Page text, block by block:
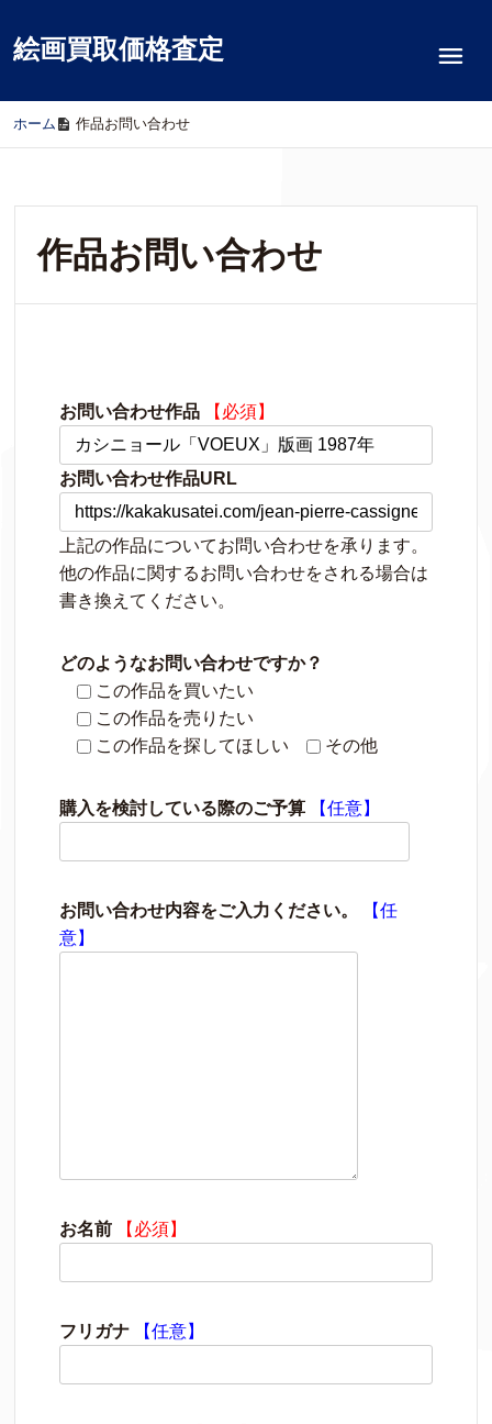
絵画買取価格査定
ホーム / 作品お問い合わせ
作品お問い合わせ
お問い合わせ作品 【必須】
お問い合わせ作品URL
上記の作品についてお問い合わせを承ります。
他の作品に関するお問い合わせをされる場合は
書き換えてください。
どのようなお問い合わせですか？
この作品を買いたい
この作品を売りたい
この作品を探してほしい
その他
購入を検討している際のご予算 【任意】
お問い合わせ内容をご入力ください。
【任
意】
お名前 【必須】
フリガナ 【任意】